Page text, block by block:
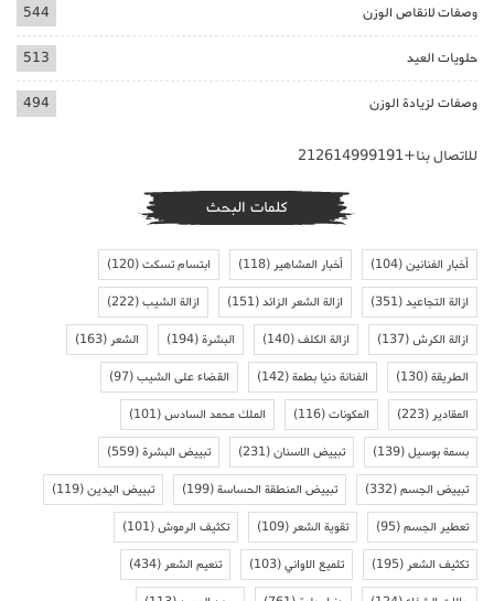
وصفات لانقاص الوزن 544
حلويات العيد 513
وصفات لزيادة الوزن 494
للاتصال بنا+212614999191
كلمات البحث
أخبار الفنانين(104) أخبار المشاهير(118) ابتسام تسكت(120)
ازالة التجاعيد(351) ازالة الشعر الزائد(151) ازالة الشيب(222)
ازالة الكرش(137) ازالة الكلف(140) البشرة(194) الشعر(163)
الطريقة(130) الفنانة دنيا بطمة(142) القضاء على الشيب(97)
المقادير(223) المكونات(116) الملك محمد السادس(101)
بسمة بوسيل(139) تبييض الاسنان(231) تبييض البشرة(559)
تبييض الجسم(332) تبييض المنطقة الحساسة(199) تبييض اليدين(119)
تعطير الجسم(95) تقوية الشعر(109) تكثيف الرموش(101)
تكثيف الشعر(195) تلميع الاواني(103) تنعيم الشعر(434)